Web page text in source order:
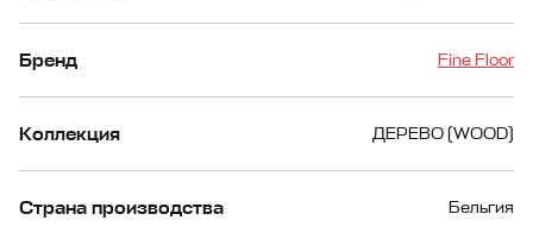
Бренд Fine Floor
Коллекция ДЕРЕВО (WOOD)
Страна производства Бельгия